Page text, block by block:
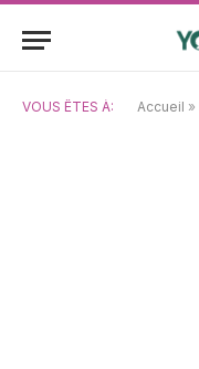
VOUS ÊTES À: Accueil »